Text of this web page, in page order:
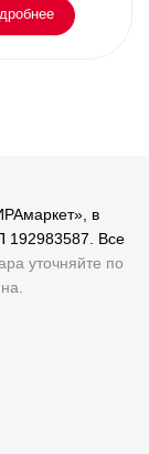
в
192983587. Все
уточняйте по